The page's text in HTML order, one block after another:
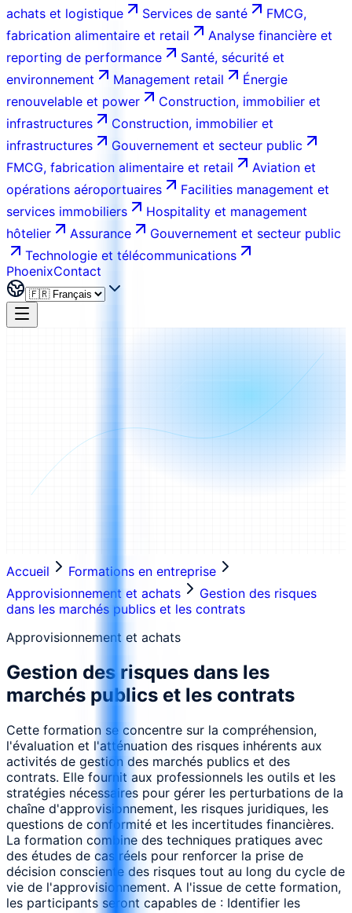
achats et logistique
Services de santé
FMCG,
fabrication alimentaire et retail
Analyse financière et
reporting de performance
Santé, sécurité et
environnement
Management retail
Énergie
renouvelable et power
Construction, immobilier et
infrastructures
Construction, immobilier et
infrastructures
Gouvernement et secteur public
FMCG, fabrication alimentaire et retail
Aviation et
opérations aéroportuaires
Facilities management et
services immobiliers
Hospitality et management
hôtelier
Assurance
Gouvernement et secteur public
Technologie et télécommunications
PhoenixContact
Accueil
Formations en entreprise
Approvisionnement et achats
Gestion des risques
dans les marchés publics et les contrats
Approvisionnement et achats
Gestion des risques dans les
marchés publics et les contrats
Cette formation se concentre sur la compréhension,
l'évaluation et l'atténuation des risques inhérents aux
activités de gestion des marchés publics et des
contrats. Elle fournit aux professionnels les outils et les
stratégies nécessaires pour gérer les perturbations de la
chaîne d'approvisionnement, les risques juridiques, les
questions de conformité et les incertitudes financières.
La formation combine des techniques pratiques avec
des études de cas réels pour renforcer la prise de
décision consciente des risques tout au long du cycle de
vie de l'approvisionnement. A l'issue de cette formation,
les participants seront capables de : Identifier les